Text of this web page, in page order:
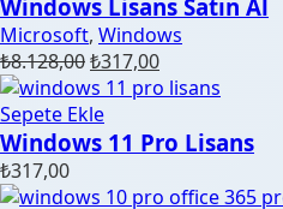
Windows Lisans Satın Al
Microsoft, Windows
₺8.128,00Orijinal
fiyat:
₺8.128,00.
₺317,00Şu
andaki
₺317,00.
Sepete Ekle
Windows 11 Pro Lisans
₺317,00